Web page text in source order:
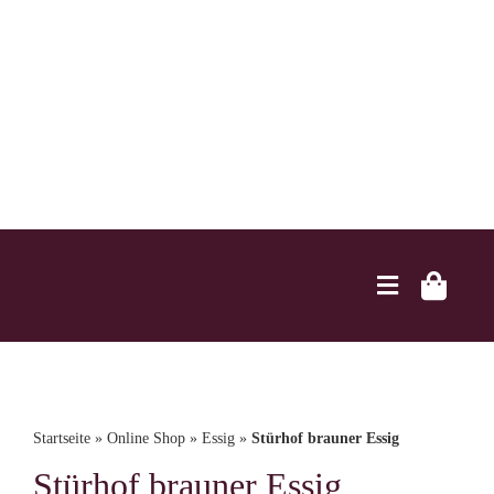
Toggle
Brennerei
Startseite» Online Shop» Essig» Stürhof brauner Essig
Stürhof brauner Essig